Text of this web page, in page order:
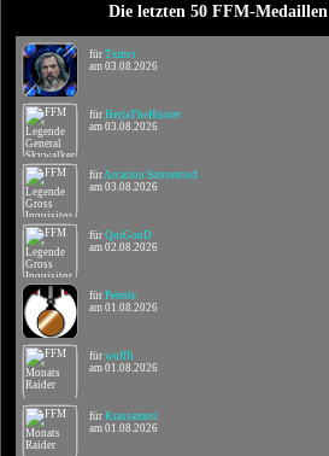
Die letzten 50 FFM-Medaillen
für Txmvr
am 03.08.2026
für HerjaTheHunter
am 03.08.2026
fürArcarion Sternentod
am 03.08.2026
für QuiGonD
am 02.08.2026
für Peterle
am 01.08.2026
für wufffi
am 01.08.2026
für Krassamori
am 01.08.2026